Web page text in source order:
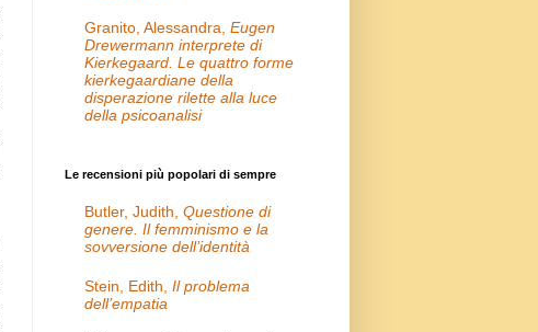
Granito, Alessandra, Eugen
Drewermann interprete di
Kierkegaard. Le quattro forme
kierkegaardiane della
disperazione rilette alla luce
della psicoanalisi
Le recensioni più popolari di sempre
Butler, Judith, Questione di
genere. Il femminismo e la
sovversione dell’identità
Stein, Edith, Il problema
dell’empatia